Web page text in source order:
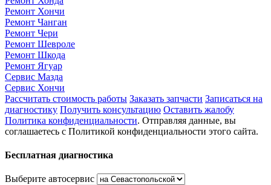
Ремонт Хончи
Ремонт Чанган
Ремонт Чери
Ремонт Шевроле
Ремонт Шкода
Ремонт Ягуар
Сервис Мазда
Сервис Хончи
Рассчитать стоимость работы Заказать запчасти Записаться на
диагностику Получить консультацию Оставить жалобу
Политика конфиденциальности. Отправляя данные, вы
соглашаетесь с Политикой конфиденциальности этого сайта.
Бесплатная диагностика
Выберите автосервис